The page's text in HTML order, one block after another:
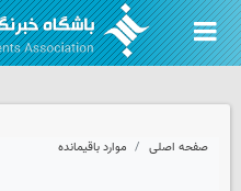
صفحه اصلی موارد باقیمانده